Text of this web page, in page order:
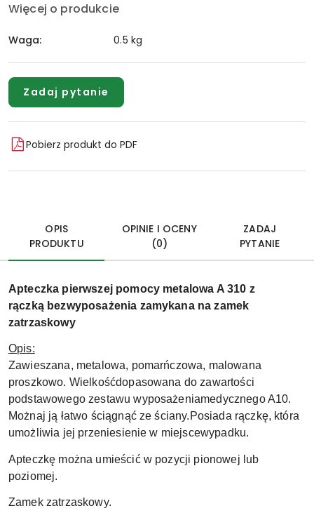
Więcej o produkcie
Waga: 0.5 kg
Zadaj pytanie
Pobierz produkt do PDF
OPIS
PRODUKTU
OPINIE I OCENY
(0)
ZADAJ
PYTANIE
Apteczka pierwszej pomocy metalowa A 310 z
rączką bezwyposażenia zamykana na zamek
zatrzaskowy
Opis:
Zawieszana, metalowa, pomarńczowa, malowana
proszkowo. Wielkośćdopasowana do zawartości
podstawowego zestawu wyposażeniamedycznego A10.
Możnaj ją łatwo ściągnąć ze ściany. Posiada rączkę, która
umożliwia jej przeniesienie w miejscewypadku.
Apteczkę można umieścić w pozycji pionowej lub
poziomej.
Zamek zatrzaskowy.